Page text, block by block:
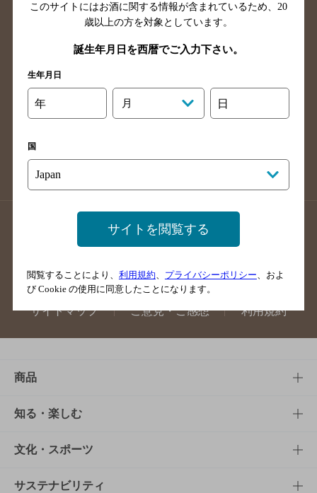
山口県のバー検索
鳥取県のバー検索
島根県のバー検索
徳島県のバー検索
高知県のバー検索
福岡県のバー検索
長崎県のバー検索
佐賀県のバー検索
店舗登録方法のご案内
店舗情報更新方法のご案内
掲載店舗様ログイン
サイトマップ ご意見・ご感想 利用規約
商品
商品TOP
商品一覧
商品発売情報
知る・楽しむ
知る・楽しむTOP
キャンペーン
文化・スポーツ
文化・スポーツTOP
サステナビリティ
このサイトにはお酒に関する情報が含まれているため、 20
歳以上の方を対象としています。
誕生年月日を西暦でご入力下さい。
生年月日
年 月 日
国
サイトを閲覧する
閲覧することにより、 利用規約 プライバシーポリシー 、およ
び Cookie の使用に同意したことになります。